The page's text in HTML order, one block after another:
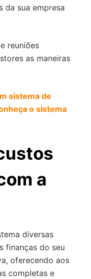
da sua empresa
reuniões
as maneiras
sistema de
o sistema
a
diversas
finanças do seu
oferecendo aos
completas e